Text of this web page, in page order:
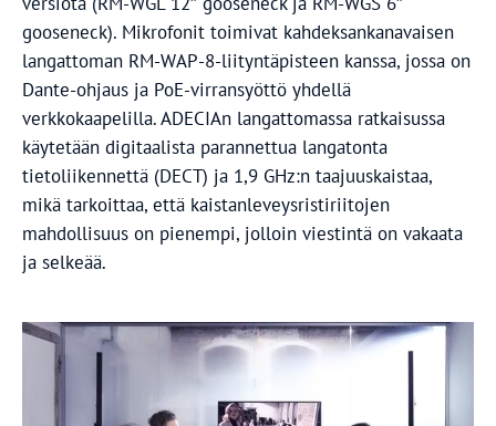
gooseneck). Mikrofonit toimivat kahdeksankanavaisen
langattoman RM-WAP-8-liityntäpisteen kanssa, jossa on
Dante-ohjaus ja PoE-virransyöttö yhdellä
verkkokaapelilla. ADECIAn langattomassa ratkaisussa
käytetään digitaalista parannettua langatonta
tietoliikennettä (DECT) ja 1,9 GHz:n taajuuskaistaa,
mikä tarkoittaa, että kaistanleveysristiriitojen
mahdollisuus on pienempi, jolloin viestintä on vakaata
ja selkeää.